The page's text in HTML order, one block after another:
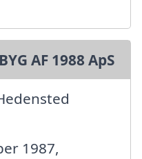
AF 1988 ApS
1987,